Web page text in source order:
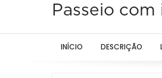
Passeio
INÍCIO DESCRIÇÃO